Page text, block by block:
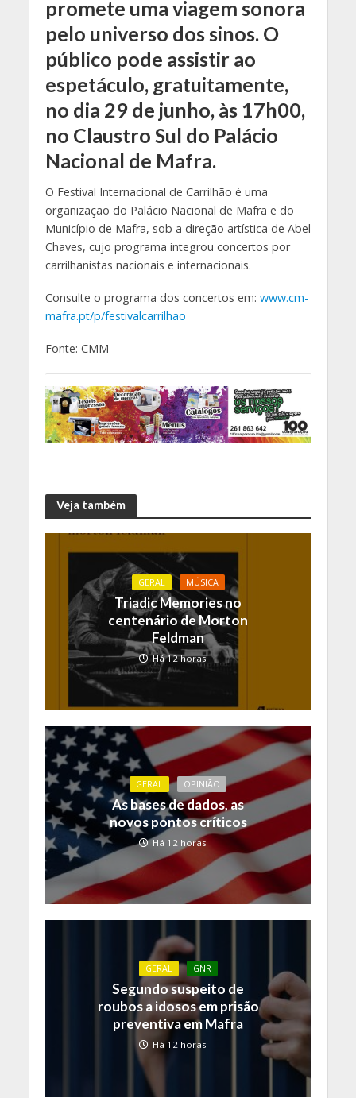
promete uma viagem sonora
pelo universo dos sinos. O
público pode assistir ao
espetáculo, gratuitamente,
no dia 29 de junho, às 17h00,
no Claustro Sul do Palácio
Nacional de Mafra.
O Festival Internacional de Carrilhão é uma
organização do Palácio Nacional de Mafra e do
Município de Mafra, sob a direção artística de Abel
Chaves, cujo programa integrou concertos por
carrilhanistas nacionais e internacionais.
Consulte o programa dos concertos em: www.cm-
mafra.pt/p/festivalcarrilhao
Fonte: CMM
Veja também
GERAL MÚSICA
Triadic Memories no
centenário de Morton
Feldman
Há 12 horas
GERAL OPINIÃO
As bases de dados, as
novos pontos críticos
Há 12 horas
GERAL GNR
Segundo suspeito de
roubos a idosos em prisão
preventiva em Mafra
Há 12 horas